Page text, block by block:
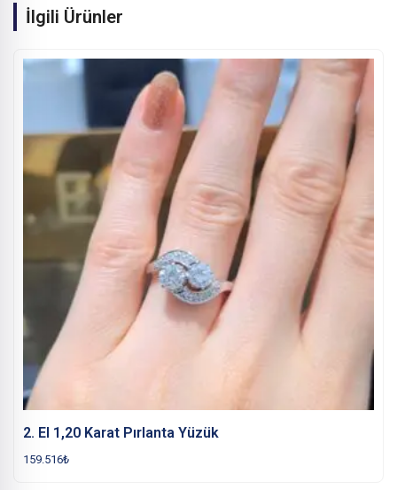
İlgili Ürünler
2. El 1,20 Karat Pırlanta Yüzük
159.516₺